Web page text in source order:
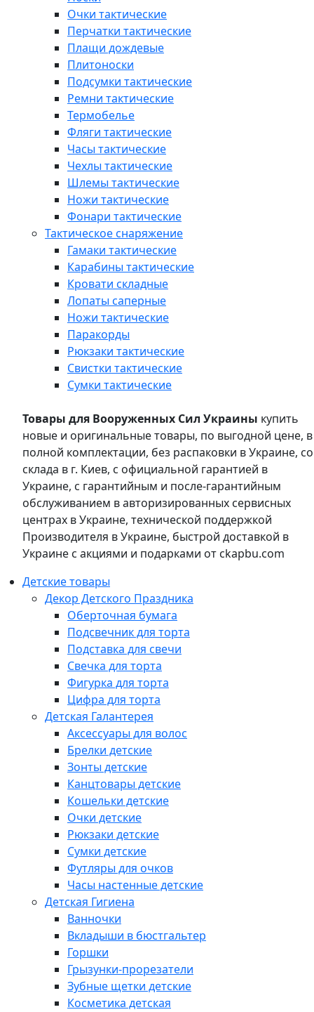
Очки тактические
Перчатки тактические
Плащи дождевые
Плитоноски
Подсумки тактические
Ремни тактические
Термобелье
Фляги тактические
Часы тактические
Чехлы тактические
Шлемы тактические
Ножи тактические
Фонари тактические
Тактическое снаряжение
Гамаки тактические
Карабины тактические
Кровати складные
Лопаты саперные
Ножи тактические
Паракорды
Рюкзаки тактические
Свистки тактические
Сумки тактические
Товары для Вооруженных Сил Украины купить
новые и оригинальные товары, по выгодной цене, в
полной комплектации, без распаковки в Украине, со
склада в г. Киев, с официальной гарантией в
Украине, с гарантийным и после-гарантийным
обслуживанием в авторизированных сервисных
центрах в Украине, технической поддержкой
Производителя в Украине, быстрой доставкой в
Украине с акциями и подарками от ckapbu.com
Детские товары
Декор Детского Праздника
Оберточная бумага
Подсвечник для торта
Подставка для свечи
Свечка для торта
Фигурка для торта
Цифра для торта
Детская Галантерея
Аксессуары для волос
Брелки детские
Зонты детские
Канцтовары детские
Кошельки детские
Очки детские
Рюкзаки детские
Сумки детские
Футляры для очков
Часы настенные детские
Детская Гигиена
Ванночки
Вкладыши в бюстгальтер
Горшки
Грызунки-прорезатели
Зубные щетки детские
Косметика детская